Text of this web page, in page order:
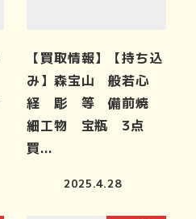
【買取情報】【持ち込
み】森宝山 般若心
経 彫 等 備前焼
細工物 宝瓶 3点
買…
2025.4.28